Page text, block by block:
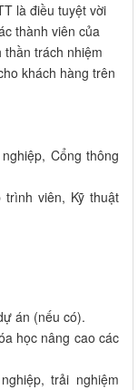
là điều tuyệt vời
thành viên của
trách nhiệm
khách hàng trên
Cổng thông
trình viên, Kỹ thuật
án (nếu có).
học nâng cao các
trải nghiệm